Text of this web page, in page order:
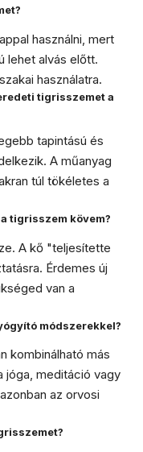
használni, mert
lehet alvás előtt.
használatra.
tigrisszemet a
tapintású és
A műanyag
túl tökéletes a
tigrisszem kövem?
A kő "teljesítette
Érdemes új
van a
módszerekkel?
kombinálható más
jóga, meditáció vagy
az orvosi